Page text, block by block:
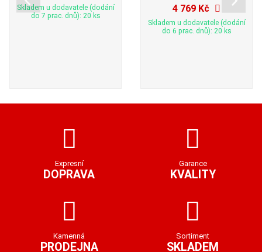
Skladem u dodavatele (dodání
do 7 prac. dnů): 20 ks
4 769 Kč
Skladem u dodavatele (dodání
do 6 prac. dnů): 20 ks
Expresní
DOPRAVA
Garance
KVALITY
Kamenná
PRODEJNA
Sortiment
SKLADEM